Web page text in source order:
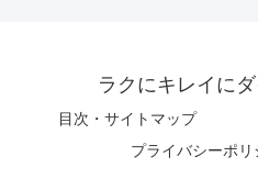
ラクにキレイに
目次・サイトマップ
プライバシーポ